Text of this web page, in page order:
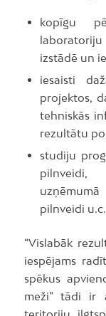
kopīgu
izstādē un
iesaisti
projektos,
tehniskās
rezultātu
studiju
pilnveidi,
pilnveidi u.c.
“Vislabāk
iespējams
spēkus
meži” tādi ir